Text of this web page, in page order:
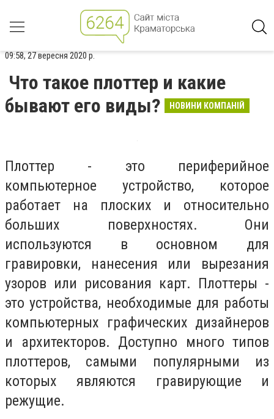
09:58, 27 вересня 2020 р.
Что такое плоттер и какие
бывают его виды?
НОВИНИ КОМПАНІЙ
Плоттер - это периферийное
компьютерное устройство, которое
работает на плоских и относительно
больших поверхностях. Они
используются в основном для
гравировки, нанесения или вырезания
узоров или рисования карт. Плоттеры -
это устройства, необходимые для работы
компьютерных графических дизайнеров
и архитекторов. Доступно много типов
плоттеров, самыми популярными из
которых являются гравирующие и
режущие.